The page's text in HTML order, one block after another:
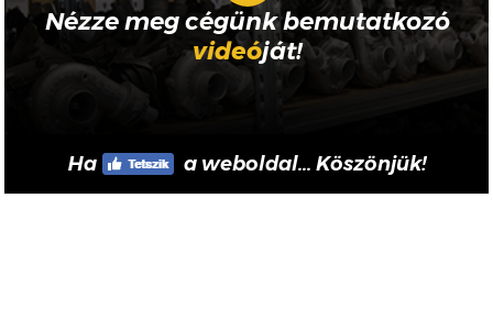
Nézze meg cégünk bemutatkozó
videóját!
Ha a weboldal... Köszönjük!